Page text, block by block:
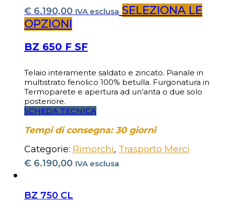
€ 6.190,00 IVA esclusa SELEZIONA LE
OPZIONI
BZ 650 F SF
Telaio interamente saldato e zincato. Pianale in
multistrato fenolico 100% betulla. Furgonatura in
Termoparete e apertura ad un’anta o due solo
posteriore.
SCHEDA TECNICA
Tempi di consegna: 30 giorni
Categorie: Rimorchi, Trasporto Merci
€ 6.190,00 IVA esclusa
BZ 750 CL